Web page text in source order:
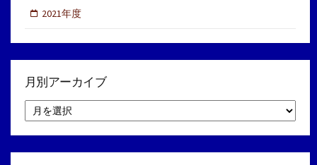
2021年度
月別アーカイブ
別
ア